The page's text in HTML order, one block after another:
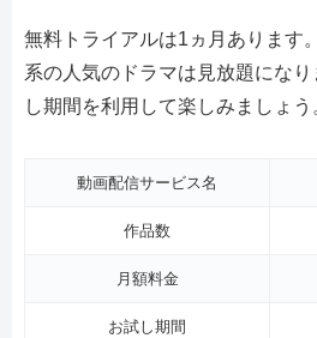
無料トライアルは1ヵ月あります
系の人気のドラマは見放題にな
し期間を利用して楽しみましょう
動画配信サービス名
作品数
月額料金
お試し期間